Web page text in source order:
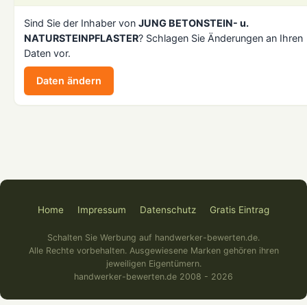
Sind Sie der Inhaber von JUNG BETONSTEIN- u.
NATURSTEINPFLASTER? Schlagen Sie Änderungen an Ihren
Daten vor.
Daten ändern
Home Impressum Datenschutz Gratis Eintrag
Schalten Sie Werbung auf handwerker-bewerten.de.
Alle Rechte vorbehalten. Ausgewiesene Marken gehören ihren
jeweiligen Eigentümern.
handwerker-bewerten.de 2008 - 2026